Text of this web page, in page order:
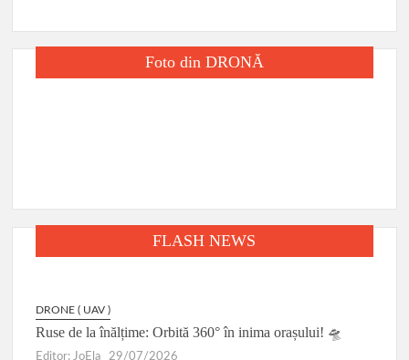
Foto din DRONĂ
FLASH NEWS
DRONE ( UAV )
Ruse de la înălțime: Orbită 360° în inima orașului! 🛸
Editor: JoEla 29/07/2026